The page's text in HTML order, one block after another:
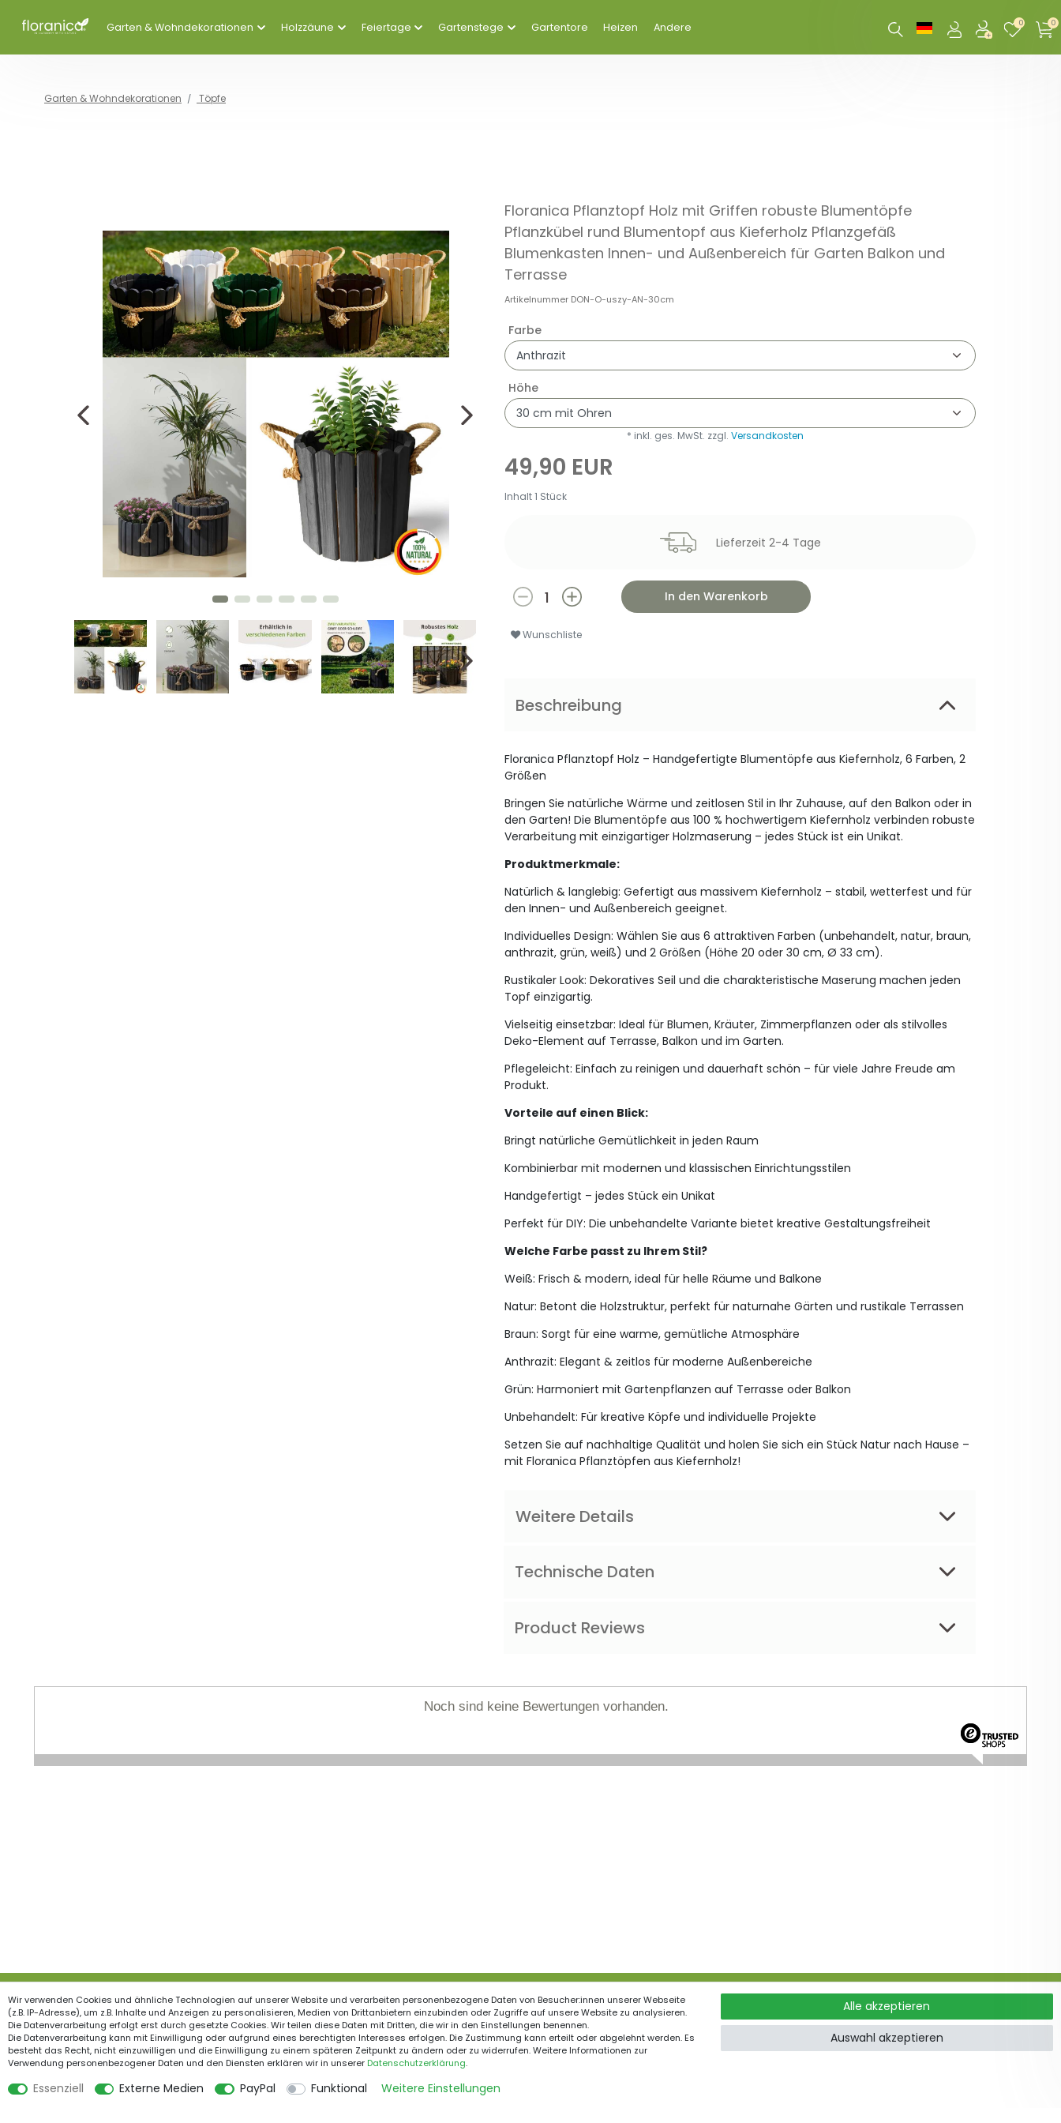
0 0
Garten & Wohndekorationen Holzzäune Feiertage Gartenstege Gartentore Heizen Andere
Garten & Wohndekorationen Töpfe
Floranica Pflanztopf Holz mit Griffen robuste Blumentöpfe
Pflanzkübel rund Blumentopf aus Kieferholz Pflanzgefäß
Blumenkasten Innen- und Außenbereich für Garten Balkon und
Terrasse
Artikelnummer DON-O-uszy-AN-30cm
Farbe
Höhe
49,90 EUR
Inhalt1 Stück
Lieferzeit 2-4 Tage
In den Warenkorb
Wunschliste
* inkl. ges. MwSt. zzgl.Versandkosten
Beschreibung
Floranica Pflanztopf Holz – Handgefertigte Blumentöpfe aus Kiefernholz, 6 Farben, 2
Größen
Bringen Sie natürliche Wärme und zeitlosen Stil in Ihr Zuhause, auf den Balkon oder in
den Garten! Die Blumentöpfe aus 100 % hochwertigem Kiefernholz verbinden robuste
Verarbeitung mit einzigartiger Holzmaserung – jedes Stück ist ein Unikat.
Produktmerkmale:
Natürlich & langlebig: Gefertigt aus massivem Kiefernholz – stabil, wetterfest und für
den Innen- und Außenbereich geeignet.
Individuelles Design: Wählen Sie aus 6 attraktiven Farben (unbehandelt, natur, braun,
anthrazit, grün, weiß) und 2 Größen (Höhe 20 oder 30 cm, Ø 33 cm).
Rustikaler Look: Dekoratives Seil und die charakteristische Maserung machen jeden
Topf einzigartig.
Vielseitig einsetzbar: Ideal für Blumen, Kräuter, Zimmerpflanzen oder als stilvolles
Deko-Element auf Terrasse, Balkon und im Garten.
Pflegeleicht: Einfach zu reinigen und dauerhaft schön – für viele Jahre Freude am
Produkt.
Vorteile auf einen Blick:
Bringt natürliche Gemütlichkeit in jeden Raum
Kombinierbar mit modernen und klassischen Einrichtungsstilen
Handgefertigt – jedes Stück ein Unikat
Perfekt für DIY: Die unbehandelte Variante bietet kreative Gestaltungsfreiheit
Welche Farbe passt zu Ihrem Stil?
Weiß: Frisch & modern, ideal für helle Räume und Balkone
Natur: Betont die Holzstruktur, perfekt für naturnahe Gärten und rustikale Terrassen
Braun: Sorgt für eine warme, gemütliche Atmosphäre
Anthrazit: Elegant & zeitlos für moderne Außenbereiche
Grün: Harmoniert mit Gartenpflanzen auf Terrasse oder Balkon
Unbehandelt: Für kreative Köpfe und individuelle Projekte
Setzen Sie auf nachhaltige Qualität und holen Sie sich ein Stück Natur nach Hause –
mit Floranica Pflanztöpfen aus Kiefernholz!
Weitere Details
Technische Daten
Product Reviews
Noch sind keine Bewertungen vorhanden.
Wir verwenden Cookies und ähnliche Technologien auf unserer Website und verarbeiten personenbezogene Daten von Besucher:innen unserer Webseite
(z.B. IP-Adresse), um z.B. Inhalte und Anzeigen zu personalisieren, Medien von Drittanbietern einzubinden oder Zugriffe auf unsere Website zu analysieren.
Die Datenverarbeitung erfolgt erst durch gesetzte Cookies. Wir teilen diese Daten mit Dritten, die wir in den Einstellungen benennen.
Die Datenverarbeitung kann mit Einwilligung oder aufgrund eines berechtigten Interesses erfolgen. Die Zustimmung kann erteilt oder abgelehnt werden. Es
besteht das Recht, nicht einzuwilligen und die Einwilligung zu einem späteren Zeitpunkt zu ändern oder zu widerrufen. Weitere Informationen zur
Verwendung personenbezogener Daten und den Diensten erklären wir in unserer Daten­schutz­erklärung.
Essenziell Externe Medien PayPal Funktional Weitere Einstellungen
Alle akzeptieren
Auswahl akzeptieren
Produkte
Garten & Wohndekorationen
Rankhilfe
Holzzäune
Informationen
Widerrufsrecht
Impressum
AGB
Schnelle Kurierzustellung